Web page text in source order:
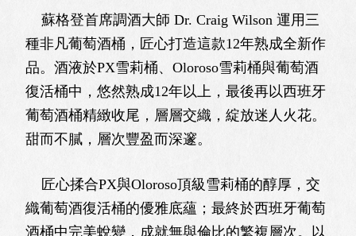
蘇格登首席調酒大師 Dr. Craig Wilson 運用三
種非凡葡萄酒桶，匠心打造這款12年熟成全新作
品。酒液於PX雪莉桶、Oloroso雪莉桶與葡萄酒
復活桶中，悠然熟成12年以上，最後再以西班牙
葡萄酒桶精緻收尾，層層交織，綻放迷人火花。
甜而不膩，層次豐盈而深邃。
匠心揉合PX與Oloroso頂級雪莉桶的醇厚，交
織葡萄酒復活桶的優雅底蘊；最終於西班牙葡萄
酒桶中完美蛻變，成就無與倫比的繁複層次。以